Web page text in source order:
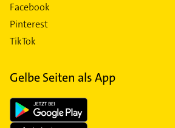
Facebook
Pinterest
TikTok
Gelbe Seiten als App